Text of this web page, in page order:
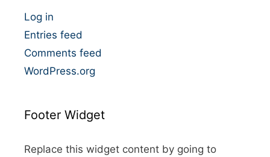
e
s
Log in
Entries feed
Comments feed
WordPress.org
Footer Widget
Replace this widget content by going to